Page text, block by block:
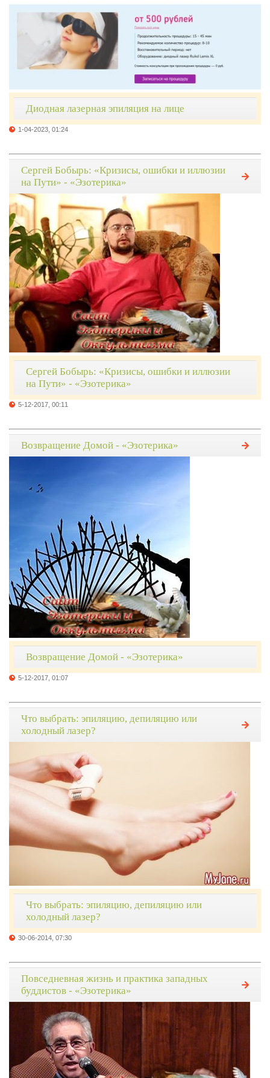
Диодная лазерная эпиляция на лице
1-04-2023, 01:24
Сергей Бобырь: «Кризисы, ошибки и иллюзии
на Пути» - «Эзотерика»
Сергей Бобырь: «Кризисы, ошибки и иллюзии
на Пути» - «Эзотерика»
5-12-2017, 00:11
Возвращение Домой - «Эзотерика»
Возвращение Домой - «Эзотерика»
5-12-2017, 01:07
Что выбрать: эпиляцию, депиляцию или
холодный лазер?
Что выбрать: эпиляцию, депиляцию или
холодный лазер?
30-06-2014, 07:30
Повседневная жизнь и практика западных
буддистов - «Эзотерика»